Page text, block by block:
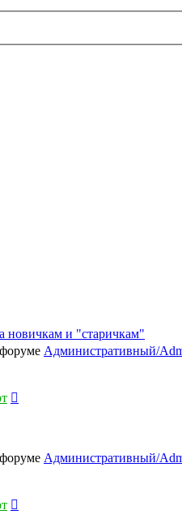
новичкам и "старичкам"
Административный/
Административный/